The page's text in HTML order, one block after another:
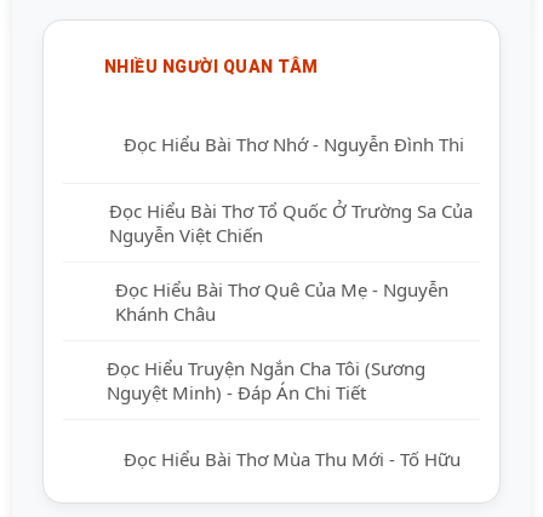
NHIỀU NGƯỜI QUAN TÂM
Đọc Hiểu Bài Thơ Nhớ - Nguyễn Đình Thi
Đọc Hiểu Bài Thơ Tổ Quốc Ở Trường Sa Của
Nguyễn Việt Chiến
Đọc Hiểu Bài Thơ Quê Của Mẹ - Nguyễn
Khánh Châu
Đọc Hiểu Truyện Ngắn Cha Tôi (Sương
Nguyệt Minh) - Đáp Án Chi Tiết
Đọc Hiểu Bài Thơ Mùa Thu Mới - Tố Hữu